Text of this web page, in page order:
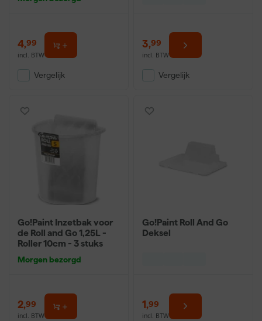
4,99
incl. BTW
Vergelijk
3,99
incl. BTW
Vergelijk
Go!Paint Inzetbak voor
de Roll and Go 1,25L -
Roller 10cm - 3 stuks
Morgen bezorgd
2,99
incl. BTW
Go!Paint Roll And Go
Deksel
1,99
incl. BTW